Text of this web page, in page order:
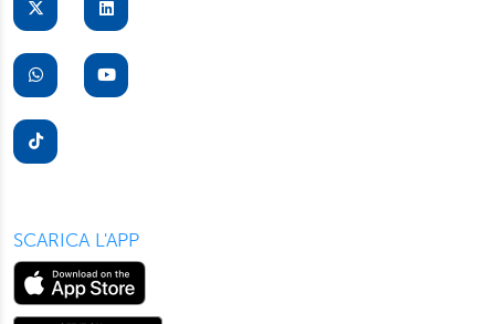
suo dispositivo. Potrà modificare in ogni momento le sue
presente in ogni pagina del nostro sito. Per maggior
informazioni sul trattamento dei suoi dati visiti la nostra
informativa privacy
SCARICA L'APP